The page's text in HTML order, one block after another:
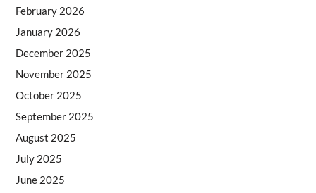
February 2026
January 2026
December 2025
November 2025
October 2025
September 2025
August 2025
July 2025
June 2025